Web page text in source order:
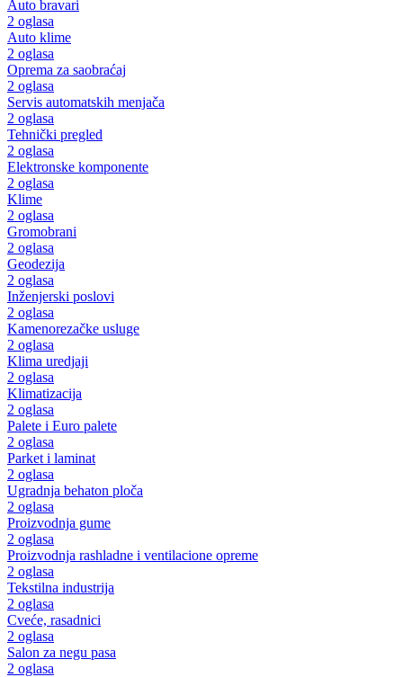
Auto bravari
2 oglasa
Auto klime
2 oglasa
Oprema za saobraćaj
2 oglasa
Servis automatskih menjača
2 oglasa
Tehnički pregled
2 oglasa
Elektronske komponente
2 oglasa
Klime
2 oglasa
Gromobrani
2 oglasa
Geodezija
2 oglasa
Inženjerski poslovi
2 oglasa
Kamenorezačke usluge
2 oglasa
Klima uredjaji
2 oglasa
Klimatizacija
2 oglasa
Palete i Euro palete
2 oglasa
Parket i laminat
2 oglasa
Ugradnja behaton ploča
2 oglasa
Proizvodnja gume
2 oglasa
Proizvodnja rashladne i ventilacione opreme
2 oglasa
Tekstilna industrija
2 oglasa
Cveće, rasadnici
2 oglasa
Salon za negu pasa
2 oglasa